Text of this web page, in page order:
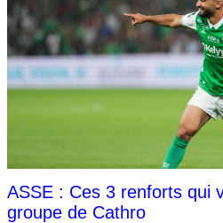
ASSE : Ces 3 renforts qui
groupe de Cathro